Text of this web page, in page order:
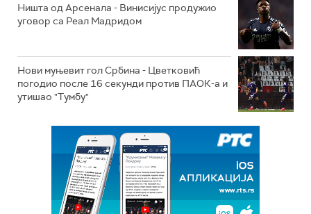
Ништа од Арсенала - Винисијус продужио
уговор са Реал Мадридом
Нови муњевит гол Србина - Цветковић
погодио после 16 секунди против ПАОК-а и
утишао "Тумбу"